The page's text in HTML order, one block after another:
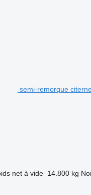
semi-remorque
net à vide 14.800 kg